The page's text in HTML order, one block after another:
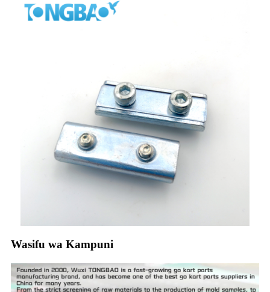
Wasifu wa Kampuni